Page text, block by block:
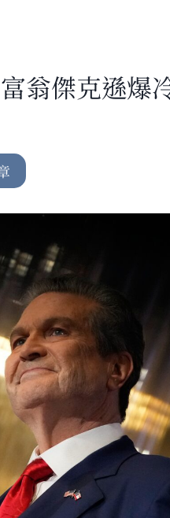
翁傑克遜爆